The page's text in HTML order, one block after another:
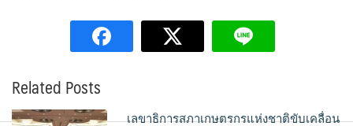
Related Posts
เลขาธิการสภาเกษตรกรแห่งชาติขับเคลื่อน